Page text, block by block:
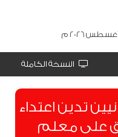
النسخة الكاملة
تدين اعتداء
على معلم